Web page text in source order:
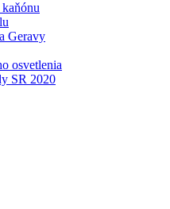
Geravy
osvetlenia
SR 2020